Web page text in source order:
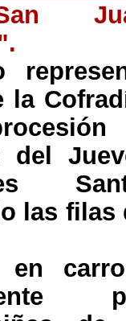
la
del
las filas
en